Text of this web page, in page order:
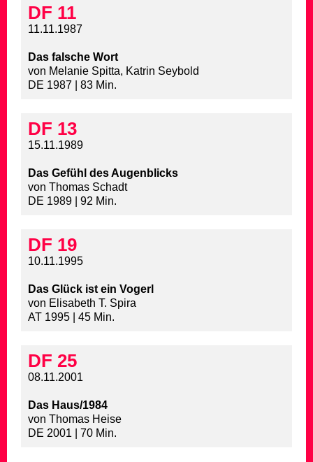
DF 11
11.11.1987
Das falsche Wort
von Melanie Spitta, Katrin Seybold
DE 1987 | 83 Min.
DF 13
15.11.1989
Das Gefühl des Augenblicks
von Thomas Schadt
DE 1989 | 92 Min.
DF 19
10.11.1995
Das Glück ist ein Vogerl
von Elisabeth T. Spira
AT 1995 | 45 Min.
DF 25
08.11.2001
Das Haus/1984
von Thomas Heise
DE 2001 | 70 Min.